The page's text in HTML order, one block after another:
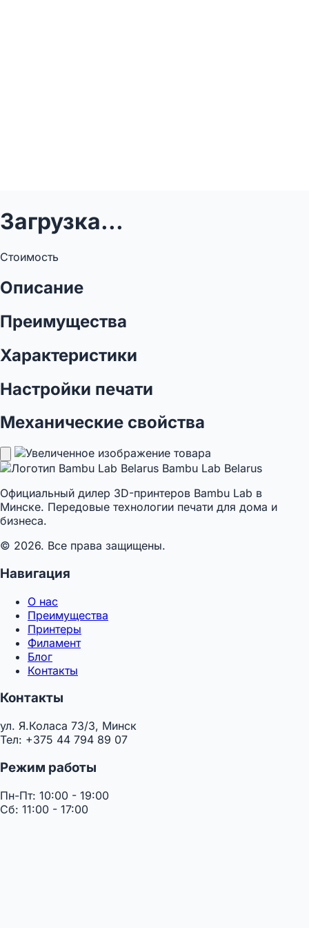
Загрузка...
Стоимость
Описание
Преимущества
Характеристики
Настройки печати
Механические свойства
Bambu Lab Belarus
Официальный дилер 3D-принтеров Bambu Lab в
Минске. Передовые технологии печати для дома и
бизнеса.
© 2026. Все права защищены.
Навигация
О нас
Преимущества
Принтеры
Филамент
Блог
Контакты
Контакты
ул. Я.Коласа 73/3, Минск
Тел: +375 44 794 89 07
Режим работы
Пн-Пт: 10:00 - 19:00
Сб: 11:00 - 17:00